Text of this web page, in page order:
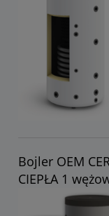
Bojler OEM
CIEPŁA 1